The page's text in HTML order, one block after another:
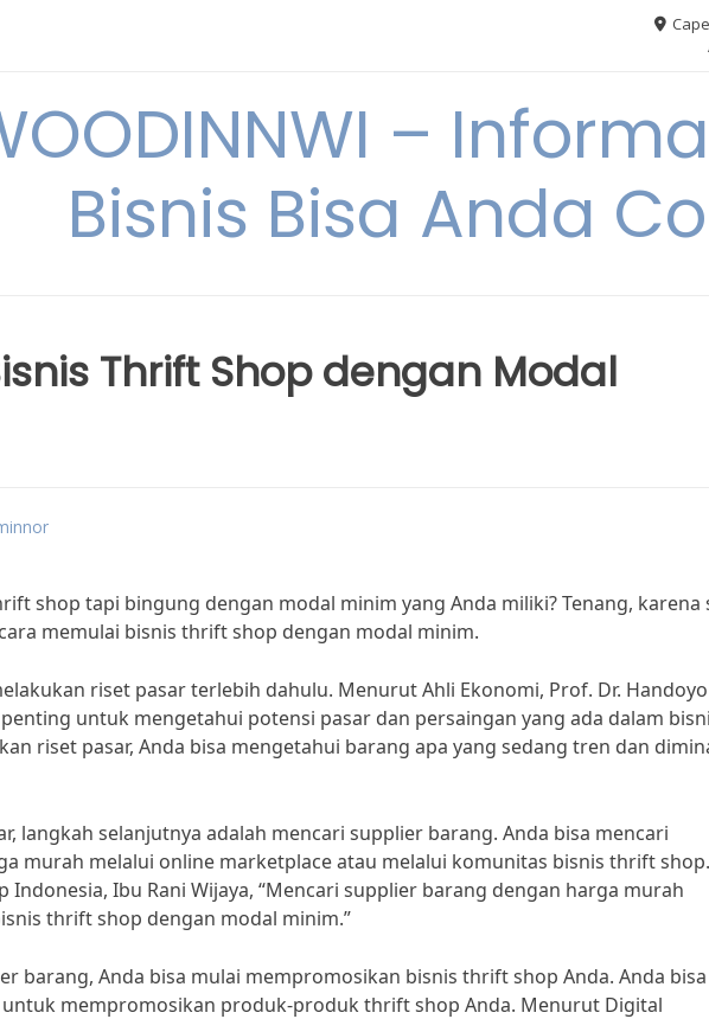
–
Bisnis Bisa Anda
Thrift Shop dengan Modal
shop tapi bingung dengan modal minim yang Anda miliki? Tenang, karena
memulai bisnis thrift shop dengan modal minim.
riset pasar terlebih dahulu. Menurut Ahli Ekonomi, Prof. Dr.
untuk mengetahui potensi pasar dan persaingan yang ada dalam
riset pasar, Anda bisa mengetahui barang apa yang sedang tren dan
langkah selanjutnya adalah mencari supplier barang. Anda bisa mencari
murah melalui online marketplace atau melalui komunitas bisnis thrift shop.
Ibu Rani Wijaya, “Mencari supplier barang dengan harga murah
thrift shop dengan modal minim.”
barang, Anda bisa mulai mempromosikan bisnis thrift shop Anda. Anda bisa
mempromosikan produk-produk thrift shop Anda. Menurut Digital